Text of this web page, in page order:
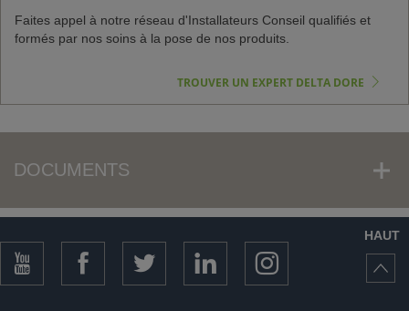
Faites appel à notre réseau d'Installateurs Conseil qualifiés et
formés par nos soins à la pose de nos produits.
TROUVER UN EXPERT DELTA DORE
DOCUMENTS
HAUT